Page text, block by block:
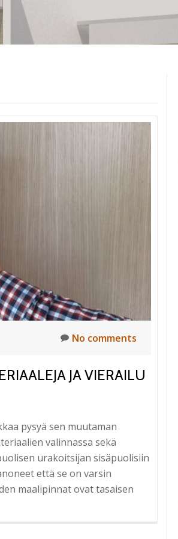
No comments
JA VIERAILU
pysyä sen muutaman
valinnassa sekä
urakoitsijan sisäpuolisiin
että se on varsin
maalipinnat ovat tasaisen